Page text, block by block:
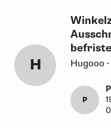
H Hugooo
P